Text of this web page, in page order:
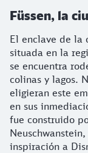
Füssen, la
El enclave de la
situada en la
se encuentra
colinas y lagos.
eligieran este
en sus
fue construido
inspiración a